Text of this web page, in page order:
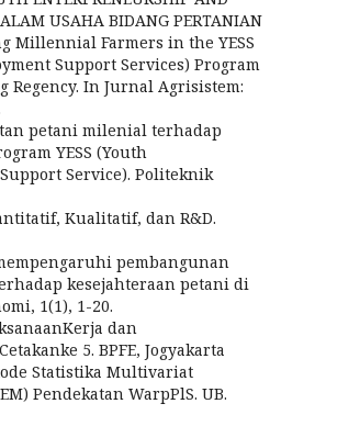
USAHA BIDANG PERTANIAN
Millennial Farmers in the YESS
Support Services) Program
In Jurnal Agrisistem:
petani milenial terhadap
YESS (Youth
Service). Politeknik
Kualitatif, dan R&D.
pembangunan
kesejahteraan petani di
1(1), 1-20.
dan
5. BPFE, Jogyakarta
Statistika Multivariat
Pendekatan WarpPlS. UB.